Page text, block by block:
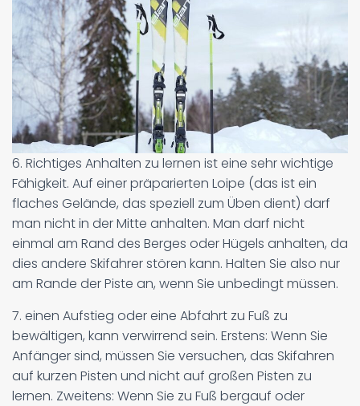
6. Richtiges Anhalten zu lernen ist eine sehr wichtige
Fähigkeit. Auf einer präparierten Loipe (das ist ein
flaches Gelände, das speziell zum Üben dient) darf
man nicht in der Mitte anhalten. Man darf nicht
einmal am Rand des Berges oder Hügels anhalten, da
dies andere Skifahrer stören kann. Halten Sie also nur
am Rande der Piste an, wenn Sie unbedingt müssen.
7. einen Aufstieg oder eine Abfahrt zu Fuß zu
bewältigen, kann verwirrend sein. Erstens: Wenn Sie
Anfänger sind, müssen Sie versuchen, das Skifahren
auf kurzen Pisten und nicht auf großen Pisten zu
lernen. Zweitens: Wenn Sie zu Fuß bergauf oder